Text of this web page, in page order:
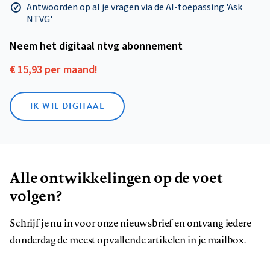
Antwoorden op al je vragen via de AI-toepassing 'Ask
NTVG'
Neem het digitaal ntvg abonnement
€ 15,93 per maand!
IK WIL DIGITAAL
Alle ontwikkelingen op de voet
volgen?
Schrijf je nu in voor onze nieuwsbrief en ontvang iedere
donderdag de meest opvallende artikelen in je mailbox.